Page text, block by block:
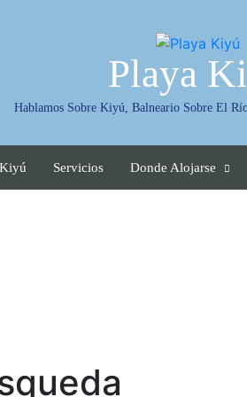
Playa
Hablamos Sobre Kiyú, Balneario Sobre El
Servicios Donde Alojarse